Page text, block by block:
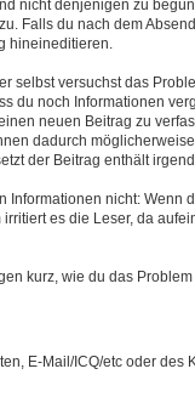
nicht denjenigen zu
Falls du nach dem
hineineditieren.
selbst versuchst das
du noch Informationen
neuen Beitrag zu
dadurch
der Beitrag enthält
Informationen nicht:
es die Leser, da
kurz, wie du das
E-Mail/ICQ/etc oder